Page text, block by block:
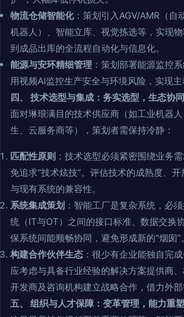
物流仓储智能化：策划引入AGV/AMR（自
机器人）、智能立库、视觉拣选等，实现物
到成品出库的全流程自动化与信息化。
能源与安环精细管理 ：策划部署能源监控
用视频AI监控生产安全与环境风险，实现主
四、 技术选型与集成：务实选型，生态协同
面对琳琅满目的技术供应商（如工业机器
生、云服务商等），策划者需保持冷静：
匹配性原则 ：技术选型必须紧密围绕业务
免追求“技术炫技”。评估技术的成熟度、
与现有系统的兼容性。
系统集成策划 ：智能工厂是复杂系统，必
统（IT与OT）之间的接口标准、数据交换
保系统间能顺畅协同，避免形成新的“烟囱”。
构建合作伙伴生态 ：很少有企业能独自完
应考虑与具备行业经验的解决方案提供商
开发商及咨询机构建立战略合作，借力外部
五、 组织与人才保障：变革管理，能力重塑